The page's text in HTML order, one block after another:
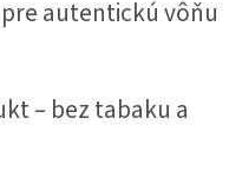
autentickú vôňu
– bez tabaku a